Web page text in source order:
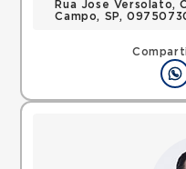
Rua Jose Versolato,
Campo, SP,